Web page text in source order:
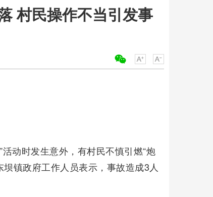
村民操作不当引发事
动时发生意外，有村民不慎引燃“炮
镇政府工作人员表示，事故造成3人